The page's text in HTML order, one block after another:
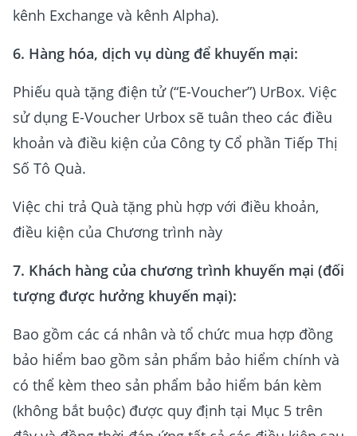
kênh Exchange và kênh Alpha).
6. Hàng hóa, dịch vụ dùng để khuyến mại:
Phiếu quà tặng điện tử (“E-Voucher”) UrBox. Việc
sử dụng E-Voucher Urbox sẽ tuân theo các điều
khoản và điều kiện của Công ty Cổ phần Tiếp Thị
Số Tô Quà.
Việc chi trả Quà tặng phù hợp với điều khoản,
điều kiện của Chương trình này
7. Khách hàng của chương trình khuyến mại (đối
tượng được hưởng khuyến mại):
Bao gồm các cá nhân và tổ chức mua hợp đồng
bảo hiểm bao gồm sản phẩm bảo hiểm chính và
có thể kèm theo sản phẩm bảo hiểm bán kèm
(không bắt buộc) được quy định tại Mục 5 trên